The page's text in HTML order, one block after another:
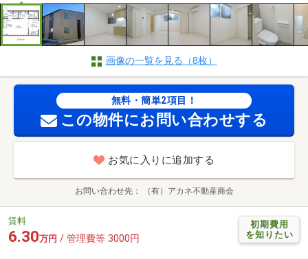
画像の一覧を見る（8枚）
無料・簡単2項目！
この物件にお問い合わせする
お気に入りに追加する
お問い合わせ先 （有）アカネ不動産商会
初期費用
を知りたい
賃料
6.30万円 / 管理費等 3000円